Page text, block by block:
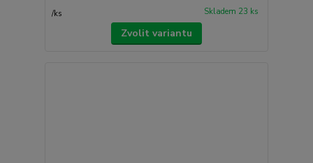
/ks Skladem 23 ks
Zvolit variantu